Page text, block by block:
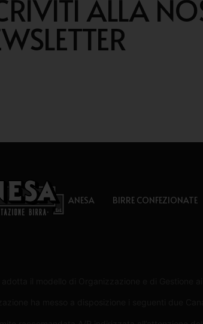
ALLA
ANESA BIRRE CONFEZIONATE